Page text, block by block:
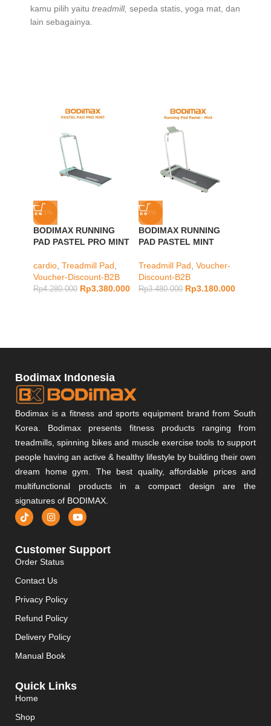
kamu pilih yaitu treadmill, sepeda statis, yoga mat, dan
lain sebagainya.
-21%
BODIMAX RUNNING
PAD PASTEL PRO MINT
cardio, Treadmill Pad,
Voucher-Discount-B2B
Rp4.280.000 Rp3.380.000
-9%
BODIMAX RUNNING
PAD PASTEL MINT
Treadmill Pad, Voucher-
Discount-B2B
Rp3.480.000 Rp3.180.000
Bodimax Indonesia
Bodimax is a fitness and sports equipment brand from South
Korea. Bodimax presents fitness products ranging from
treadmills, spinning bikes and muscle exercise tools to support
people having an active & healthy lifestyle by building their own
dream home gym. The best quality, affordable prices and
multifunctional products in a compact design are the
signatures of BODIMAX.
Customer Support
Order Status
Contact Us
Privacy Policy
Refund Policy
Delivery Policy
Manual Book
Quick Links
Home
Shop